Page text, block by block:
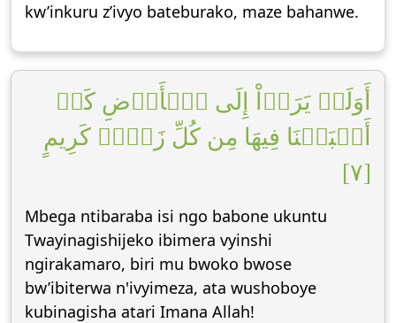
kw’inkuru z’ivyo bateburako, maze bahanwe.
أَوَلَمۡ يَرَوۡاْ إِلَى ٱلۡأَرۡضِ كَمۡ
أَنۢبَتۡنَا فِيهَا مِن كُلِّ زَوۡجٖ كَرِيمٍ
[٧]
Mbega ntibaraba isi ngo babone ukuntu
Twayinagishijeko ibimera vyinshi
ngirakamaro, biri mu bwoko bwose
bw’ibiterwa n'ivyimeza, ata wushoboye
kubinagisha atari Imana Allah!